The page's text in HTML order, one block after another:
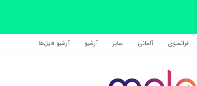
فرانسوی آلمانی سایر آرشیو آرشیو فایل‌‎ها
این صفحه را با دوستان خود به
کپی لینک